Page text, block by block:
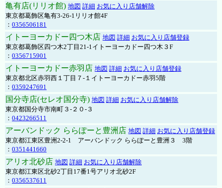
亀有店(リリオ館) 地図 詳細 お気に入り店舗解除
東京都葛飾区亀有3-26-1リリオ館4F
： 0356506181
イトーヨーカドー四つ木店 地図 詳細 お気に入り店舗登録
東京都葛飾区四つ木2丁目21-1イトーヨーカドー四つ木３F
： 0356715901
イトーヨーカドー赤羽店 地図 詳細 お気に入り店舗登録
東京都北区赤羽西１丁目７-１イトーヨーカドー赤羽5階
： 0359247691
国分寺店(セレオ国分寺) 地図 詳細 お気に入り店舗解除
東京都国分寺市南町３-２０-３
： 0423266511
アーバンドック ららぽーと豊洲店 地図 詳細 お気に入り店舗登録
東京都江東区豊洲2-2-1 アーバンドック ららぽーと豊洲３ 3階
： 0351441660
アリオ北砂店 地図 詳細 お気に入り店舗解除
東京都江東区北砂2丁目17番1号アリオ北砂2F
： 0356537611